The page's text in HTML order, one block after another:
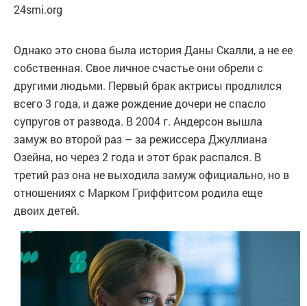
24smi.org
Однако это снова была история Даны Скалли, а не ее
собственная. Свое личное счастье они обрели с
другими людьми. Первый брак актрисы продлился
всего 3 года, и даже рождение дочери не спасло
супругов от развода. В 2004 г. Андерсон вышла
замуж во второй раз – за режиссера Джуллиана
Озейна, но через 2 года и этот брак распался. В
третий раз она не выходила замуж официально, но в
отношениях с Марком Гриффитсом родила еще
двоих детей.